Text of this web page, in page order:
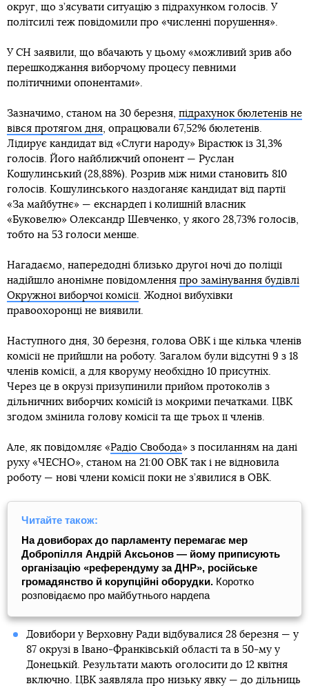
округ, що з’ясувати ситуацію з підрахунком голосів. У
політсилі теж повідомили про «численні порушення».
У СН заявили, що вбачають у цьому «можливий зрив або
перешкоджання виборчому процесу певними
політичними опонентами».
Зазначимо, станом на 30 березня, підрахунок бюлетенів не
вівся протягом дня , опрацювали 67,52% бюлетенів.
Лідирує кандидат від «Слуги народу» Вірастюк із 31,3%
голосів. Його найближчий опонент — Руслан
Кошулинський (28,88%). Розрив між ними становить 810
голосів. Кошулинського наздоганяє кандидат від партії
«За майбутнє» — екснардеп і колишній власник
«Буковелю» Олександр Шевченко, у якого 28,73% голосів,
тобто на 53 голоси менше.
Нагадаємо, напередодні близько другої ночі до поліції
надійшло анонімне повідомлення про замінування будівлі
Окружної виборчої комісії . Жодної вибухівки
правоохоронці не виявили.
Наступного дня, 30 березня, голова ОВК і ще кілька членів
комісії не прийшли на роботу. Загалом були відсутні 9 з 18
членів комісії, а для кворуму необхідно 10 присутніх.
Через це в окрузі призупинили прийом протоколів з
дільничних виборчих комісій із мокрими печатками. ЦВК
згодом змінила голову комісії та ще трьох її членів.
Але, як повідомляє «Радіо Свобода» з посиланням на дані
руху «ЧЕСНО», станом на 21:00 ОВК так і не відновила
роботу — нові члени комісії поки не з’явилися в ОВК.
Читайте також:
На довиборах до парламенту перемагає мер
Добропілля Андрій Аксьонов — йому приписують
організацію «референдуму за ДНР», російське
громадянство й корупційні оборудки. Коротко
розповідаємо про майбутнього нардепа
Довибори у Верховну Ради відбувалися 28 березня — у
87 окрузі в Івано-Франківській області та в 50-му у
Донецькій. Результати мають оголосити до 12 квітня
включно. ЦВК заявляла про низьку явку — до дільниць